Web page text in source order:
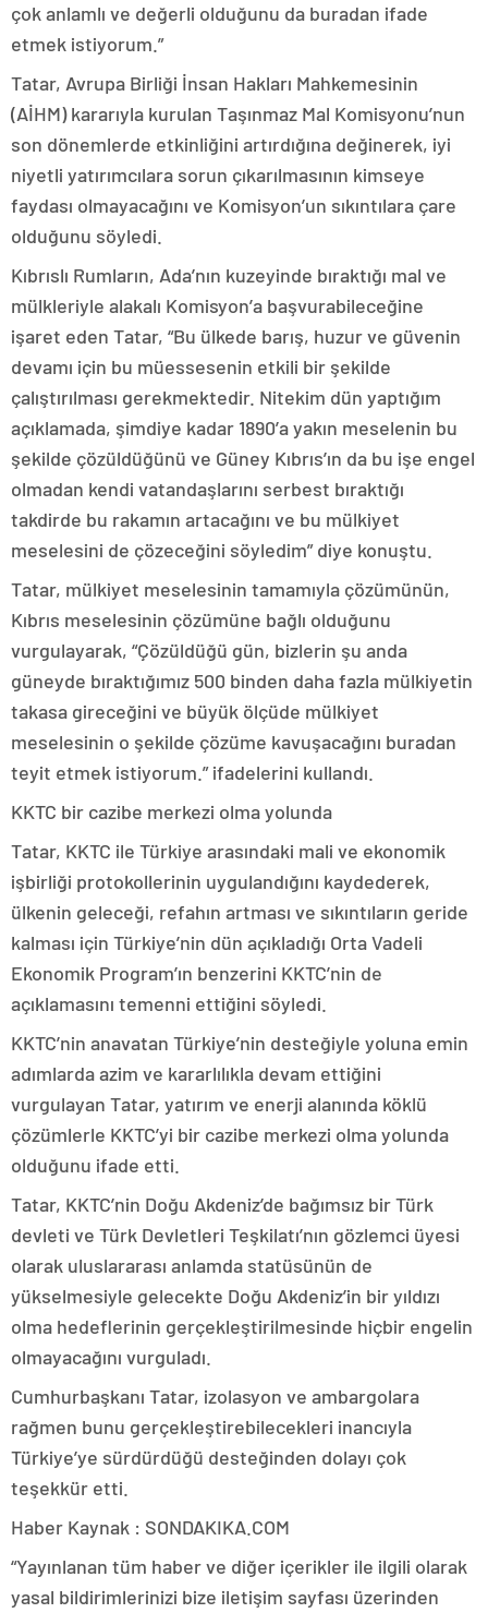
çok anlamlı ve değerli olduğunu da buradan ifade
etmek istiyorum.”
Tatar, Avrupa Birliği İnsan Hakları Mahkemesinin
(AİHM) kararıyla kurulan Taşınmaz Mal Komisyonu’nun
son dönemlerde etkinliğini artırdığına değinerek, iyi
niyetli yatırımcılara sorun çıkarılmasının kimseye
faydası olmayacağını ve Komisyon’un sıkıntılara çare
olduğunu söyledi.
Kıbrıslı Rumların, Ada’nın kuzeyinde bıraktığı mal ve
mülkleriyle alakalı Komisyon’a başvurabileceğine
işaret eden Tatar, “Bu ülkede barış, huzur ve güvenin
devamı için bu müessesenin etkili bir şekilde
çalıştırılması gerekmektedir. Nitekim dün yaptığım
açıklamada, şimdiye kadar 1890’a yakın meselenin bu
şekilde çözüldüğünü ve Güney Kıbrıs’ın da bu işe engel
olmadan kendi vatandaşlarını serbest bıraktığı
takdirde bu rakamın artacağını ve bu mülkiyet
meselesini de çözeceğini söyledim” diye konuştu.
Tatar, mülkiyet meselesinin tamamıyla çözümünün,
Kıbrıs meselesinin çözümüne bağlı olduğunu
vurgulayarak, “Çözüldüğü gün, bizlerin şu anda
güneyde bıraktığımız 500 binden daha fazla mülkiyetin
takasa gireceğini ve büyük ölçüde mülkiyet
meselesinin o şekilde çözüme kavuşacağını buradan
teyit etmek istiyorum.” ifadelerini kullandı.
KKTC bir cazibe merkezi olma yolunda
Tatar, KKTC ile Türkiye arasındaki mali ve ekonomik
işbirliği protokollerinin uygulandığını kaydederek,
ülkenin geleceği, refahın artması ve sıkıntıların geride
kalması için Türkiye’nin dün açıkladığı Orta Vadeli
Ekonomik Program’ın benzerini KKTC’nin de
açıklamasını temenni ettiğini söyledi.
KKTC’nin anavatan Türkiye’nin desteğiyle yoluna emin
adımlarda azim ve kararlılıkla devam ettiğini
vurgulayan Tatar, yatırım ve enerji alanında köklü
çözümlerle KKTC’yi bir cazibe merkezi olma yolunda
olduğunu ifade etti.
Tatar, KKTC’nin Doğu Akdeniz’de bağımsız bir Türk
devleti ve Türk Devletleri Teşkilatı’nın gözlemci üyesi
olarak uluslararası anlamda statüsünün de
yükselmesiyle gelecekte Doğu Akdeniz’in bir yıldızı
olma hedeflerinin gerçekleştirilmesinde hiçbir engelin
olmayacağını vurguladı.
Cumhurbaşkanı Tatar, izolasyon ve ambargolara
rağmen bunu gerçekleştirebilecekleri inancıyla
Türkiye’ye sürdürdüğü desteğinden dolayı çok
teşekkür etti.
Haber Kaynak : SONDAKIKA.COM
“Yayınlanan tüm haber ve diğer içerikler ile ilgili olarak
yasal bildirimlerinizi bize iletişim sayfası üzerinden